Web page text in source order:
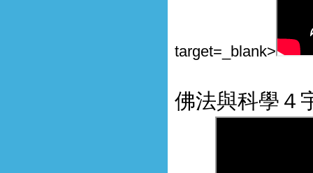
target=_blank>
佛法與科學４